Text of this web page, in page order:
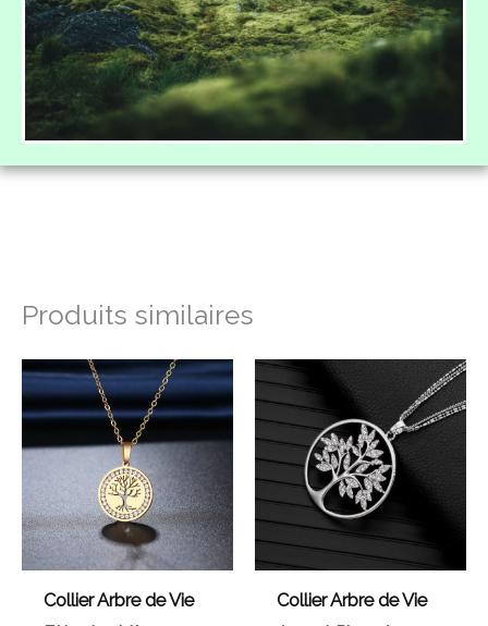
Produits similaires
Collier Arbre de Vie
Collier Arbre de Vie